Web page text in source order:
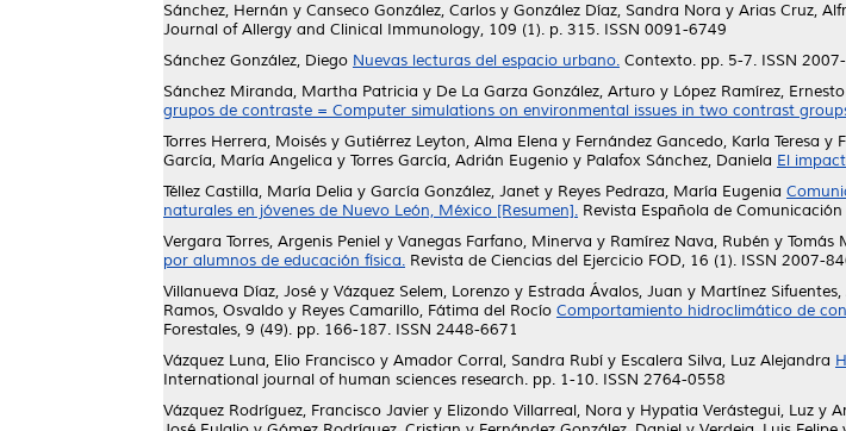
Sánchez, Hernán y Canseco González, Carlos y González Díaz, Sandra Nora y Arias Cruz,
Journal of Allergy and Clinical Immunology, 109 (1). p. 315. ISSN 0091-6749
Sánchez González, Diego Nuevas lecturas del espacio urbano. Contexto. pp. 5-7. ISSN
Sánchez Miranda, Martha Patricia y De La Garza González, Arturo y López Ramírez,
grupos de contraste = Computer simulations on environmental issues in two contrast
Torres Herrera, Moisés y Gutiérrez Leyton, Alma Elena y Fernández Gancedo, Karla Teresa y
García, María Angelica y Torres García, Adrián Eugenio y Palafox Sánchez, Daniela El
Téllez Castilla, María Delia y García González, Janet y Reyes Pedraza, María Eugenia
naturales en jóvenes de Nuevo León, México [Resumen]. Revista Española de
Vergara Torres, Argenis Peniel y Vanegas Farfano, Minerva y Ramírez Nava, Rubén y Tomás
por alumnos de educación física. Revista de Ciencias del Ejercicio FOD, 16 (1). ISSN 2007-
Villanueva Díaz, José y Vázquez Selem, Lorenzo y Estrada Ávalos, Juan y Martínez Sifuentes,
Ramos, Osvaldo y Reyes Camarillo, Fátima del Rocío Comportamiento hidroclimático de
Forestales, 9 (49). pp. 166-187. ISSN 2448-6671
Vázquez Luna, Elio Francisco y Amador Corral, Sandra Rubí y Escalera Silva, Luz Alejandra
International journal of human sciences research. pp. 1-10. ISSN 2764-0558
Vázquez Rodríguez, Francisco Javier y Elizondo Villarreal, Nora y Hypatia Verástegui, Luz y